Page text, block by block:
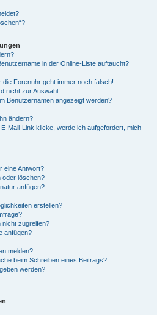
in der Online-Liste auftaucht?
die Forenuhr geht immer noch falsch!
nicht zur Auswahl!
Benutzernamen angezeigt werden?
ändern?
Mail-Link klicke, werde ich aufgefordert, mich
eine Antwort?
oder löschen?
anfügen?
erstellen?
nicht zugreifen?
anfügen?
melden?
beim Schreiben eines Beitrags?
werden?